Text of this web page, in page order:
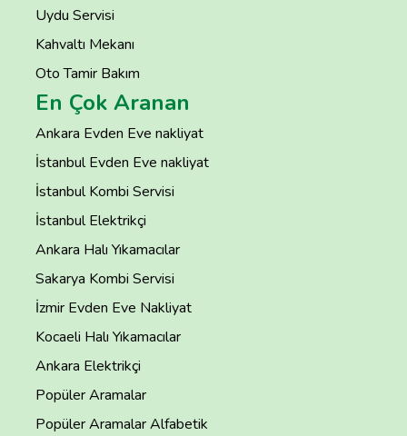
Uydu Servisi
Kahvaltı Mekanı
Oto Tamir Bakım
En Çok Aranan
Ankara Evden Eve nakliyat
İstanbul Evden Eve nakliyat
İstanbul Kombi Servisi
İstanbul Elektrikçi
Ankara Halı Yıkamacılar
Sakarya Kombi Servisi
İzmir Evden Eve Nakliyat
Kocaeli Halı Yıkamacılar
Ankara Elektrikçi
Popüler Aramalar
Popüler Aramalar Alfabetik